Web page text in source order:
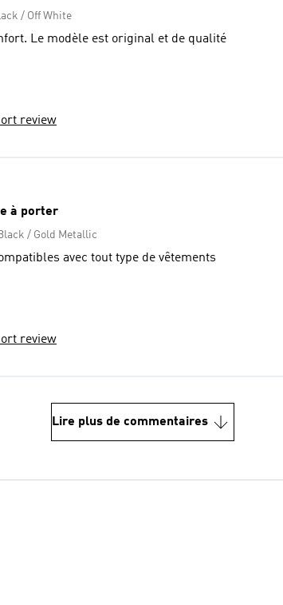
/ Off White
Le modèle est original et de qualité
review
à porter
/ Gold Metallic
avec tout type de vêtements
review
Lire plus de commentaires